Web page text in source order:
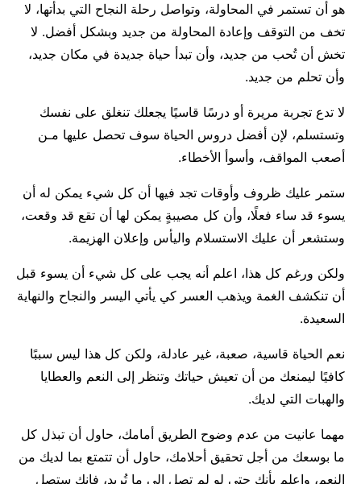
هو أن تستمر في المحاولة، وتواصل رحلة النجاح التي بدأتها، لا
تخف من التوقف وإعادة المحاولة من جديد وبشكل أفضل. لا
تخش أن تُحب من جديد، وأن تبدأ حياة جديدة في مكان جديد،
وأن تحلم من جديد.
لا تدع تجربة مريرة أو درسًا قاسيًا يجعلك تنغلق على نفسك
وتستسلم، لإن أفضل دروس الحياة سوف تحصل عليها مـن
أصعب المواقف، وأسوأ الأخطاء.
ستمر عليك ظروف وأوقات تجد فيها أن كل شيء يمكن له أن
يسوء قد ساء فعلًا، وأن كل مصيبةٍ يمكن لها أن تقع قد وقعت،
وستشعر أن عليك الاستسلام واليأس وإعلان الهزيمة.
ولكن ورغم كل هذا، اعلم أنه يجب على كل شيء أن يسوء قبل
أن تنكشف الغمة ويذهب العسر كي يأتي اليسر والنجاح والنهاية
السعيدة.
نعم الحياة قاسية، صعبة، غير عادلة، ولكن كل هذا ليس سببًا
كافيًا ليمنعك من أن تعيش حياتك وتنظر إلى النعم والعطايا
والهبات التي لديك.
مهما عانيت من عدم وضوح الطريق أمامك، حاول أن تبذل كل
ما بوسعك من أجل تحقيق أحلامك، حاول أن تتمتع بما لديك من
النعم، واعلم بأنك حتى لو لم تصل إلى ما تُريد، فإنك ستصل